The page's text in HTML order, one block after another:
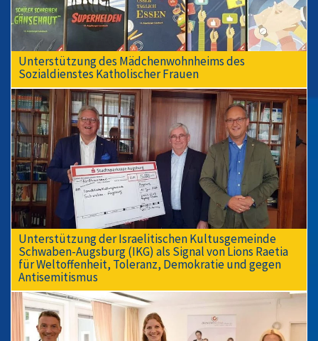
Unterstützung des Mädchenwohnheims des
Sozialdienstes Katholischer Frauen
Unterstützung der Israelitischen Kultusgemeinde
Schwaben-Augsburg (IKG) als Signal von Lions Raetia
für Weltoffenheit, Toleranz, Demokratie und gegen
Antisemitismus